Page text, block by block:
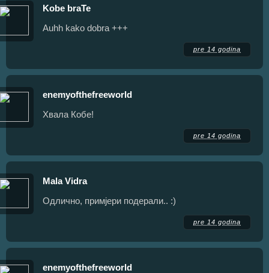
Kobe braTe
Auhh kako dobra +++
pre 14 godina
enemyofthefreeworld
Хвала Кобе!
pre 14 godina
Mala Vidra
Одлично, примјери подерали.. :)
pre 14 godina
enemyofthefreeworld